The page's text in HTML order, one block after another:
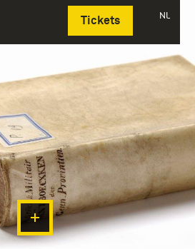
Tickets NL
Deutsch